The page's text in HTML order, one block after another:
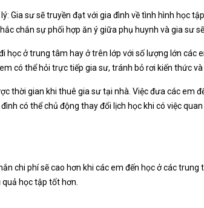
Gia sư sẽ truyền đạt với gia đình về tình hình học
chắn sự phối hợp ăn ý giữa phụ huynh và gia sư
học ở trung tâm hay ở trên lớp với số lượng lớn các
có thể hỏi trực tiếp gia sư, tránh bỏ rơi kiến thức và
thời gian khi thuê gia sư tại nhà. Việc đưa các em
có thể chủ động thay đổi lịch học khi có việc
chi phí sẽ cao hơn khi các em đến học ở các
học tập tốt hơn.